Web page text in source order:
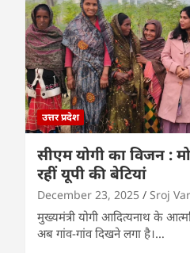
उत्तर प्रदेश
सीएम योगी का विजन :
रहीं यूपी की बेटियां
December 23, 2025 Sroj
मुख्यमंत्री योगी आदित्यनाथ के
अब गांव-गांव दिखने लगा है।…